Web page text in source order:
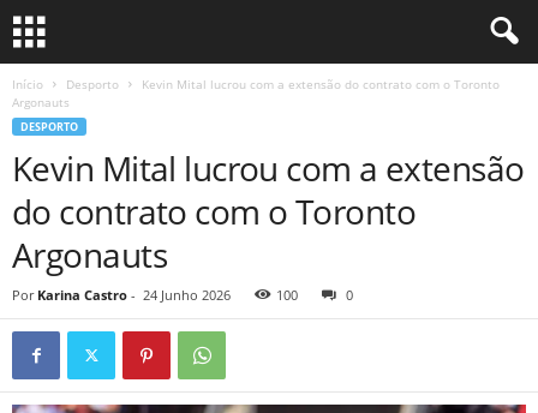
Início Desporto
Kevin Mital lucrou com a extensão do contrato com o Toronto
Argonauts
DESPORTO
Kevin Mital lucrou com a extensão
do contrato com o Toronto
Argonauts
Por Karina Castro - 24 Junho 2026 100 0